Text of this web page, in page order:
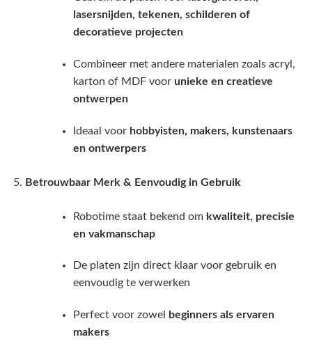
lasersnijden, tekenen, schilderen of
decoratieve projecten
Combineer met andere materialen zoals acryl,
karton of MDF voor unieke en creatieve
ontwerpen
Ideaal voor hobbyisten, makers, kunstenaars
en ontwerpers
Betrouwbaar Merk & Eenvoudig in Gebruik
Robotime staat bekend om kwaliteit, precisie
en vakmanschap
De platen zijn direct klaar voor gebruik en
eenvoudig te verwerken
Perfect voor zowel
beginners als ervaren
makers